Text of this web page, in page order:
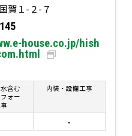
賀１-２-７
house.co.jp/hish
含む
ォー
内装・設備工事
-